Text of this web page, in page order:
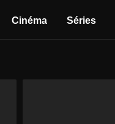
Cinéma Séries